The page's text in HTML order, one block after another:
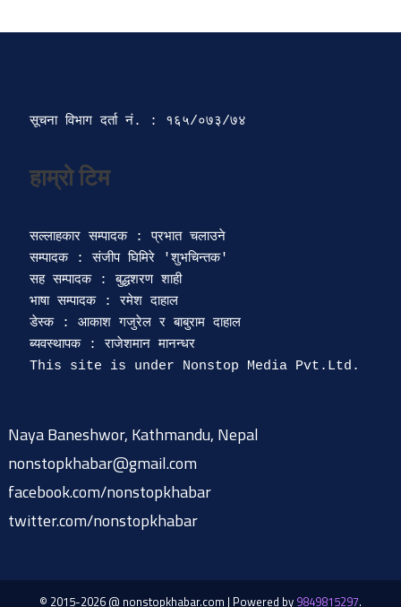
सूचना विभाग दर्ता‍ नं. : १६५/०७३/७४
हाम्रो टिम
सल्लाहकार सम्पादक : प्रभात चलाउने
सम्पादक : संजीप घिमिरे 'शुभचिन्तक'
सह सम्पादक : बुद्धशरण शाही
भाषा सम्पादक : रमेश दाहाल
डेस्क : आकाश गजुरेल र बाबुराम दाहाल
ब्यवस्थापक : राजेशमान मानन्धर
Naya Baneshwor, Kathmandu, Nepal
nonstopkhabar@gmail.com
facebook.com/nonstopkhabar
twitter.com/nonstopkhabar
© 2015-2026 @ nonstopkhabar.com | Powered by 9849815297.